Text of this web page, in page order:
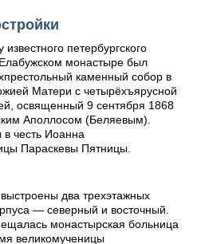
петербургского
монастыре был
каменный собор в
Матери с четырёхъярусной
освященный 9 сентября 1868
Аполлосом (Беляевым).
честь Иоанна
Параскевы Пятницы.
два трехэтажных
— северный и восточный.
монастырская больница
великомученицы